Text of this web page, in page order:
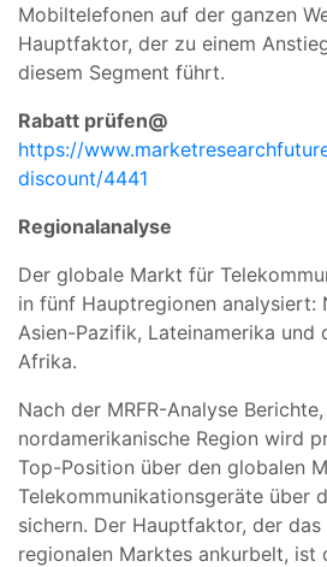
Mobiltelefonen auf der ganzen
Hauptfaktor, der zu einem
diesem Segment führt.
Rabatt prüfen@
https://
discount/4441
Regionalanalyse
Der globale Markt für
in fünf Hauptregionen analysiert:
Asien-Pazifik, Lateinamerika und
Afrika.
Nach der MRFR-Analyse
nordamerikanische Region wird
Top-Position über den globalen
Telekommunikationsgeräte über
sichern. Der Hauptfaktor, der das
regionalen Marktes ankurbelt, ist